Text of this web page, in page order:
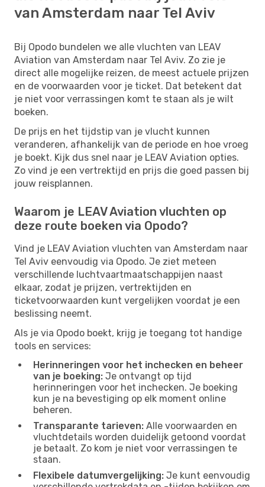
van Amsterdam naar Tel Aviv
Bij Opodo bundelen we alle vluchten van LEAV
Aviation van Amsterdam naar Tel Aviv. Zo zie je
direct alle mogelijke reizen, de meest actuele prijzen
en de voorwaarden voor je ticket. Dat betekent dat
je niet voor verrassingen komt te staan als je wilt
boeken.
De prijs en het tijdstip van je vlucht kunnen
veranderen, afhankelijk van de periode en hoe vroeg
je boekt. Kijk dus snel naar je LEAV Aviation opties.
Zo vind je een vertrektijd en prijs die goed passen bij
jouw reisplannen.
Waarom je LEAV Aviation vluchten op
deze route boeken via Opodo?
Vind je LEAV Aviation vluchten van Amsterdam naar
Tel Aviv eenvoudig via Opodo. Je ziet meteen
verschillende luchtvaartmaatschappijen naast
elkaar, zodat je prijzen, vertrektijden en
ticketvoorwaarden kunt vergelijken voordat je een
beslissing neemt.
Als je via Opodo boekt, krijg je toegang tot handige
tools en services:
Herinneringen voor het inchecken en beheer
van je boeking: Je ontvangt op tijd
herinneringen voor het inchecken. Je boeking
kun je na bevestiging op elk moment online
beheren.
Transparante tarieven: Alle voorwaarden en
vluchtdetails worden duidelijk getoond voordat
je betaalt. Zo kom je niet voor verrassingen te
staan.
Flexibele datumvergelijking: Je kunt eenvoudig